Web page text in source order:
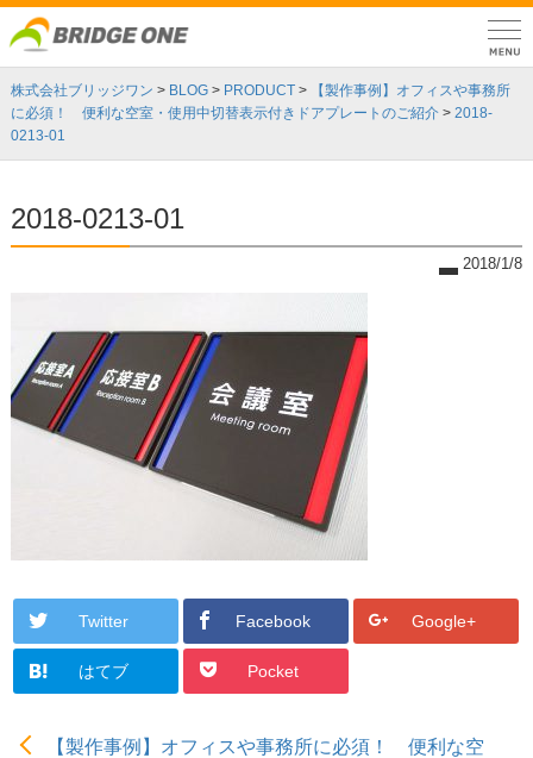
株式会社ブリッジワン > BLOG > PRODUCT >
【製作事例】オフィスや事務所
に必須！ 便利な空室・使用中切替表示付きドアプレートのご紹介 > 2018-
0213-01
2018-0213-01
2018/1/8
Twitter Facebook Google+
はてブ Pocket
【製作事例】オフィスや事務所に必須！ 便利な空